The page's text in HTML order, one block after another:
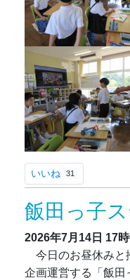
いいね 31
飯田っ子
2026年7月14日 17
今日のお昼休みと
企画運営する「飯田